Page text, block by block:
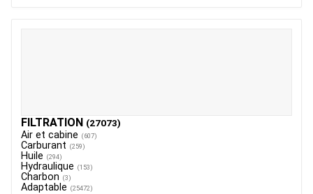
FILTRATION (27073)
Air et cabine (607)
Carburant (259)
Huile (294)
Hydraulique (153)
Charbon (3)
Adaptable (25472)